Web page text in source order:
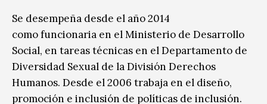
Se desempeña desde el año 2014
como funcionaria en el Ministerio de Desarrollo
Social, en tareas técnicas en el Departamento de
Diversidad Sexual de la División Derechos
Humanos. Desde el 2006 trabaja en el diseño,
promoción e inclusión de políticas de inclusión.